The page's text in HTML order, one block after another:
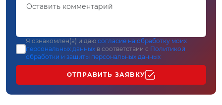
Я ознакомлен(а) и даю согласие на обработку моих
персональных данных в соответствии с Политикой
обработки и защиты персональных данных
ОТПРАВИТЬ ЗАЯВКУ